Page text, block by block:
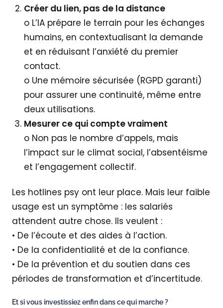
Créer du lien, pas de la distance
o L’IA prépare le terrain pour les échanges
humains, en contextualisant la demande
et en réduisant l’anxiété du premier
contact.
o Une mémoire sécurisée (RGPD garanti)
pour assurer une continuité, même entre
deux utilisations.
Mesurer ce qui compte vraiment
o Non pas le nombre d’appels, mais
l’impact sur le climat social, l’absentéisme
et l’engagement collectif.
Les hotlines psy ont leur place. Mais leur faible
usage est un symptôme : les salariés
attendent autre chose. Ils veulent :
• De l’écoute et des aides à l’action.
• De la confidentialité et de la confiance.
• De la prévention et du soutien dans ces
périodes de transformation et d’incertitude.
Et si vous investissiez enfin dans ce qui marche ?